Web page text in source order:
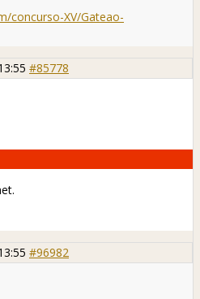
concurso-XV/Gateao-
#85778
#96982